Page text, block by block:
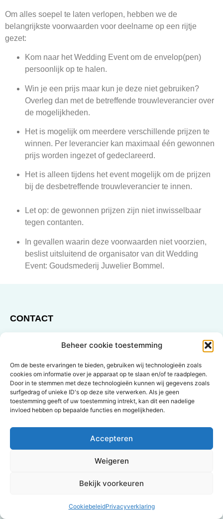
Beheer cookie toestemming
Om de beste ervaringen te bieden, gebruiken wij technologieën zoals
cookies om informatie over je apparaat op te slaan en/of te raadplegen.
Door in te stemmen met deze technologieën kunnen wij gegevens zoals
surfgedrag of unieke ID's op deze site verwerken. Als je geen
toestemming geeft of uw toestemming intrekt, kan dit een nadelige
invloed hebben op bepaalde functies en mogelijkheden.
Accepteren
Weigeren
Bekijk voorkeuren
CookiebeleidPrivacyverklaring
Om alles soepel te laten verlopen, hebben we de
belangrijkste voorwaarden voor deelname op een rijtje
gezet:
Kom naar het Wedding Event om de envelop(pen)
persoonlijk op te halen.
Win je een prijs maar kun je deze niet gebruiken?
Overleg dan met de betreffende trouwleverancier over
de mogelijkheden.
Het is mogelijk om meerdere verschillende prijzen te
winnen. Per leverancier kan maximaal één gewonnen
prijs worden ingezet of gedeclareerd.
Het is alleen tijdens het event mogelijk om de prijzen
bij de desbetreffende trouwleverancier te innen.
Let op: de gewonnen prijzen zijn niet inwisselbaar
tegen contanten.
In gevallen waarin deze voorwaarden niet voorzien,
beslist uitsluitend de organisator van dit Wedding
Event: Goudsmederij Juwelier Bommel.
CONTACT
E-mail:nicole@goudsmederijbommel.nl
Goudsmederij Juwelier Bommel
Pleintjes 44A
5501 EB Veldhoven
KvK:99265206
BTW nr.: 8689.10.417.B01
Bank rek. nr.: NL16ABNA0433015922
Het wedding event op deze website wordt georganiseerd